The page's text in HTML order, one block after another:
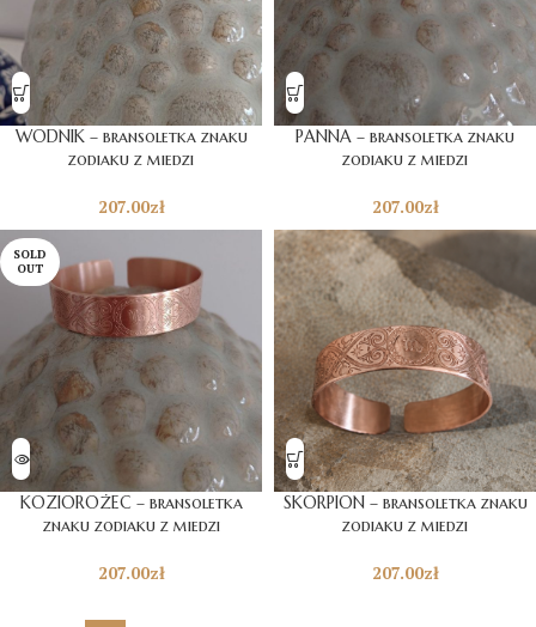
WODNIK – bransoletka znaku
zodiaku z miedzi
207.00zł
PANNA – bransoletka znaku
zodiaku z miedzi
207.00zł
SOLD
OUT
KOZIOROŻEC – bransoletka
znaku zodiaku z miedzi
207.00zł
SKORPION – bransoletka znaku
zodiaku z miedzi
207.00zł